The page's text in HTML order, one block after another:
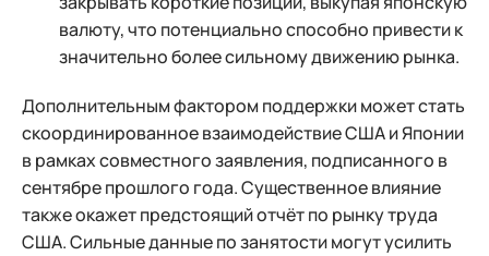
валюту, что потенциально способно привести к
значительно более сильному движению рынка.
Дополнительным фактором поддержки может стать
скоординированное взаимодействие США и Японии
в рамках совместного заявления, подписанного в
сентябре прошлого года. Существенное влияние
также окажет предстоящий отчёт по рынку труда
США. Сильные данные по занятости могут усилить